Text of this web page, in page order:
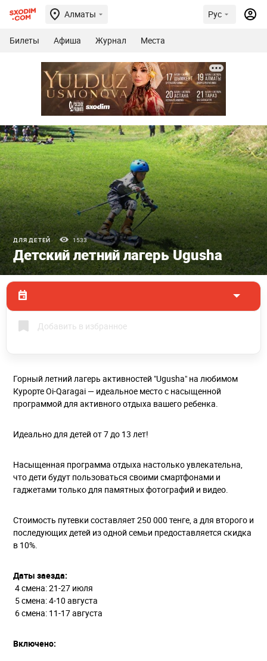
Алматы Рус
Билеты Афиша Журнал Места
ДЛЯ ДЕТЕЙ 1533
Детский летний лагерь Ugusha
Добавить в избранное
Горный летний лагерь активностей "Ugusha" на любимом
Курорте Oi-Qaragai — идеальное место с насыщенной
программой для активного отдыха вашего ребенка.
Идеально для детей от 7 до 13 лет!
Насыщенная программа отдыха настолько увлекательна,
что дети будут пользоваться своими смартфонами и
гаджетами только для памятных фотографий и видео.
Стоимость путевки составляет 250 000 тенге, а для второго и
последующих детей из одной семьи предоставляется скидка
в 10%.
Даты заезда:
4 смена: 21-27 июля
5 смена: 4-10 августа
6 смена: 11-17 августа
Включено: